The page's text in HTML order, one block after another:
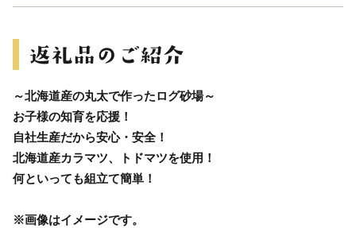
～北海道産の丸太で作ったログ砂場～
お子様の知育を応援！
自社生産だから安心・安全！
北海道産カラマツ、トドマツを使用！
何といっても組立て簡単！
※画像はイメージです。